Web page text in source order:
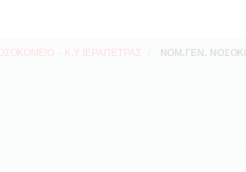
- Κ.Υ ΙΕΡΑΠΕΤΡΑΣ ΝΟΜ.ΓΕΝ.